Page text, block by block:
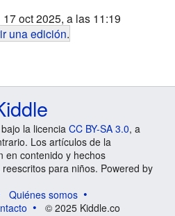
oct 2025, a las 11:19
una edición.
la licencia CC BY-SA 3.0, a
Los artículos de la
en contenido y hechos
reescritos para niños. Powered by
Quiénes somos
© 2025 Kiddle.co